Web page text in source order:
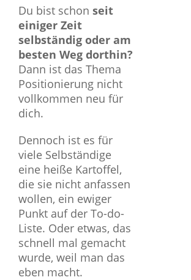
Du bist schon seit
einiger Zeit
selbständig oder am
besten Weg dorthin?
Dann ist das Thema
Positionierung nicht
vollkommen neu für
dich.
Dennoch ist es für
viele Selbständige
eine heiße Kartoffel,
die sie nicht anfassen
wollen, ein ewiger
Punkt auf der To-do-
Liste. Oder etwas, das
schnell mal gemacht
wurde, weil man das
eben macht.